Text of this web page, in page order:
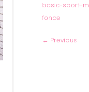
basic-sport-
fonce
← Previous